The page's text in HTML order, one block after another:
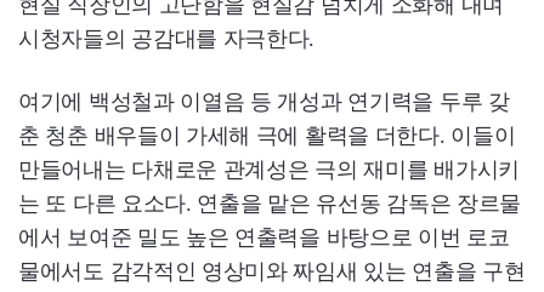
현실 직장인의 고단함을 현실감 넘치게 소화해 내며
시청자들의 공감대를 자극한다.
여기에 백성철과 이열음 등 개성과 연기력을 두루 갖
춘 청춘 배우들이 가세해 극에 활력을 더한다. 이들이
만들어내는 다채로운 관계성은 극의 재미를 배가시키
는 또 다른 요소다. 연출을 맡은 유선동 감독은 장르물
에서 보여준 밀도 높은 연출력을 바탕으로 이번 로코
물에서도 감각적인 영상미와 짜임새 있는 연출을 구현